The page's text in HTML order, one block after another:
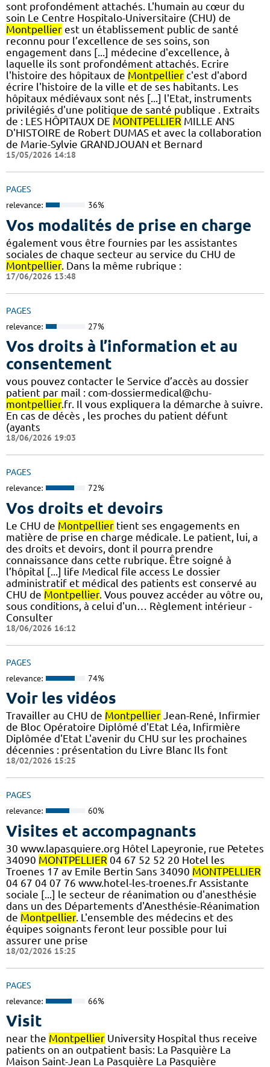
sont profondément attachés. L'humain au cœur du
soin Le Centre Hospitalo-Universitaire (CHU) de
Montpellier est un établissement public de santé
reconnu pour l’excellence de ses soins, son
engagement dans [...] médecine d'excellence, à
laquelle ils sont profondément attachés. Ecrire
l'histoire des hôpitaux de Montpellier c'est d'abord
écrire l'histoire de la ville et de ses habitants. Les
hôpitaux médiévaux sont nés [...] l'Etat, instruments
privilégiés d'une politique de santé publique . Extraits
de : LES HÔPITAUX DE MONTPELLIER MILLE ANS
D'HISTOIRE de Robert DUMAS et avec la collaboration
de Marie-Sylvie GRANDJOUAN et Bernard
15/05/2026 14:18
PAGES
relevance: 36%
Vos modalités de prise en charge
également vous être fournies par les assistantes
sociales de chaque secteur au service du CHU de
Montpellier. Dans la même rubrique :
17/06/2026 13:48
PAGES
relevance: 27%
Vos droits à l’information et au
consentement
vous pouvez contacter le Service d’accès au dossier
patient par mail : com-dossiermedical@chu-
montpellier.fr. Il vous expliquera la démarche à suivre.
En cas de décès , les proches du patient défunt
(ayants
18/06/2026 19:03
PAGES
relevance: 72%
Vos droits et devoirs
Le CHU de Montpellier tient ses engagements en
matière de prise en charge médicale. Le patient, lui, a
des droits et devoirs, dont il pourra prendre
connaissance dans cette rubrique. Être soigné à
l’hôpital [...] life Medical file access Le dossier
administratif et médical des patients est conservé au
CHU de Montpellier. Vous pouvez accéder au vôtre ou,
sous conditions, à celui d'un… Règlement intérieur -
Consulter
18/06/2026 16:12
PAGES
relevance: 74%
Voir les vidéos
Travailler au CHU de Montpellier Jean-René, Infirmier
de Bloc Opératoire Diplômé d'Etat Léa, Infirmière
Diplômée d'Etat L'avenir du CHU sur les prochaines
décennies : présentation du Livre Blanc Ils font
18/02/2026 15:25
PAGES
relevance: 60%
Visites et accompagnants
30 www.lapasquiere.org Hôtel Lapeyronie, rue Petetes
34090 MONTPELLIER 04 67 52 52 20 Hotel les
Troenes 17 av Emile Bertin Sans 34090 MONTPELLIER
04 67 04 07 76 www.hotel-les-troenes.fr Assistante
sociale [...] le secteur de réanimation ou d'anesthésie
dans un des Départements d'Anesthésie-Réanimation
de Montpellier. L'ensemble des médecins et des
équipes soignants feront leur possible pour lui
assurer une prise
18/02/2026 15:25
PAGES
relevance: 66%
Visit
near the Montpellier University Hospital thus receive
patients on an outpatient basis: La Pasquière La
Maison Saint-Jean La Pasquière La Pasquière